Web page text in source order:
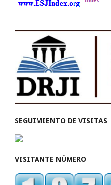
SEGUIMIENTO DE VISITAS
VISITANTE NÚMERO